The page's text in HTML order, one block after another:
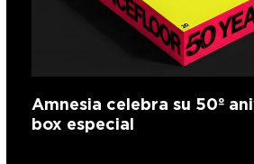
Amnesia celebra su 50º
box especial